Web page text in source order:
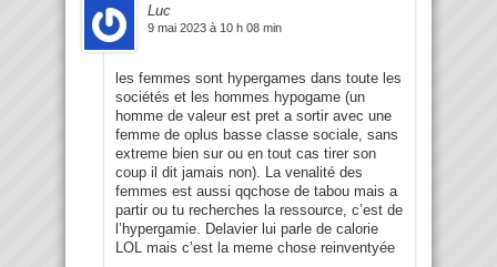
Luc
9 mai 2023 à 10 h 08 min
les femmes sont hypergames dans toute les
sociétés et les hommes hypogame (un
homme de valeur est pret a sortir avec une
femme de oplus basse classe sociale, sans
extreme bien sur ou en tout cas tirer son
coup il dit jamais non). La venalité des
femmes est aussi qqchose de tabou mais a
partir ou tu recherches la ressource, c’est de
l’hypergamie. Delavier lui parle de calorie
LOL mais c’est la meme chose reinventyée